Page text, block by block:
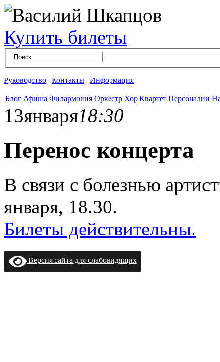
Купить билеты
Руководство | Контакты | Информация
Блог Афиша Филармония Оркестр Хор Квартет Персоналии
13января18:30
Перенос концерта
В связи с болезнью
января, 18.30.
Билеты действительны.
Версия сайта для слабовидящих